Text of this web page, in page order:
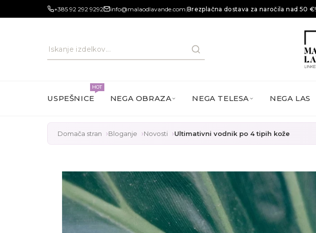
+385 92 292 9292 info@malaodlavande.com|Brezplačna dostava za naročila nad 50 €!
USPEŠNICE
HOT
NEGA OBRAZA NEGA TELESA NEGA LAS
Domača stran Bloganje Novosti Ultimativni vodnik po 4 tipih kože